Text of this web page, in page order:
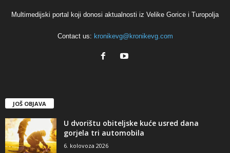
Multimedijski portal koji donosi aktualnosti iz Velike Gorice i Turopolja
Contact us: kronikevg@kronikevg.com
JOŠ OBJAVA
U dvorištu obiteljske kuće usred dana
gorjela tri automobila
6. kolovoza 2026